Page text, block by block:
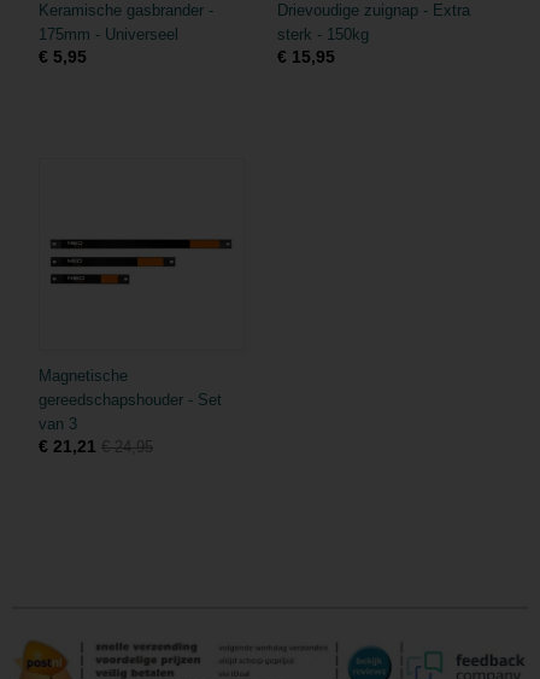
Keramische gasbrander -
175mm - Universeel
€ 5,95
Drievoudige zuignap - Extra
sterk - 150kg
€ 15,95
Magnetische
gereedschapshouder - Set
van 3
€ 21,21 € 24,95